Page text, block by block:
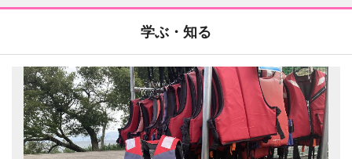
学ぶ・知る